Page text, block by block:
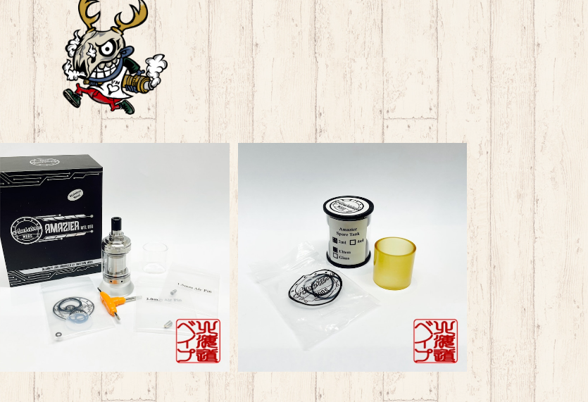
Ambition Mods Amazier MTL RTA 2m
l SS
¥8,140
SOLD OUT
Ambition Mods Amazier MTL RTA 2m
l Ultem Spare Tank
¥2,090
SOLD OUT